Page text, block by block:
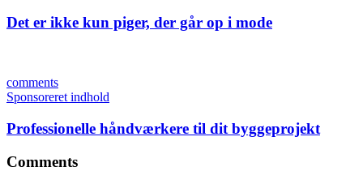
Det er ikke kun piger, der går op i mode
comments
Sponsoreret indhold
Professionelle håndværkere til dit byggeprojekt
Comments